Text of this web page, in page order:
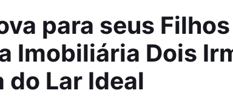
para seus
Imobiliária Dois
do Lar Ideal